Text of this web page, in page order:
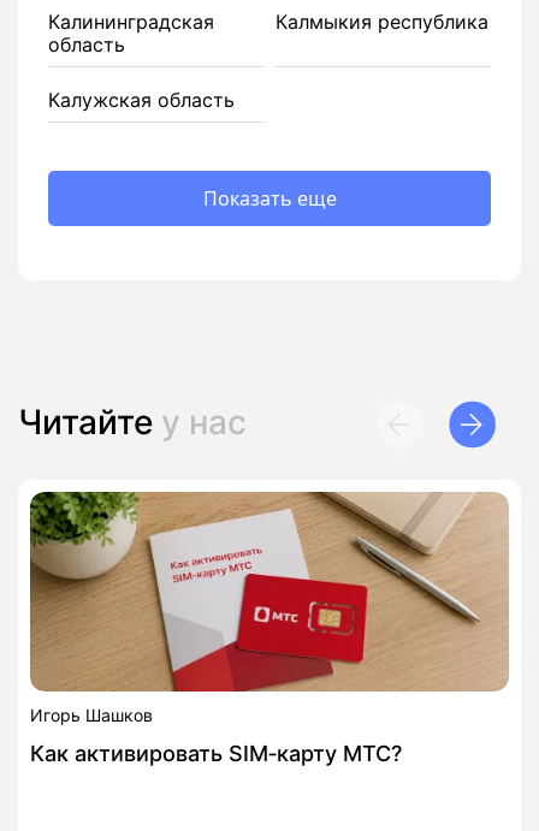
Калининградская
область
Калмыкия республика
Калужская область
Показать еще
Читайте у нас
Игорь Шашков
Как активировать SIM‑карту МТС?